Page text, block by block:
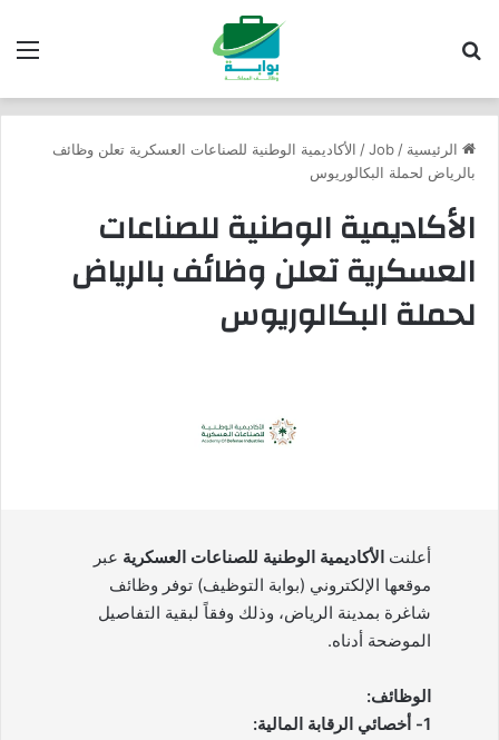
الرئيسية /
Job
/ الأكاديمية الوطنية للصناعات العسكرية تعلن وظائف
بالرياض لحملة البكالوريوس
الأكاديمية الوطنية للصناعات
العسكرية تعلن وظائف بالرياض
لحملة البكالوريوس
أعلنت الأكاديمية الوطنية للصناعات العسكرية عبر
موقعها الإلكتروني (بوابة التوظيف) توفر وظائف
شاغرة بمدينة الرياض، وذلك وفقاً لبقية التفاصيل
الموضحة أدناه.
الوظائف:
1- أخصائي الرقابة المالية: